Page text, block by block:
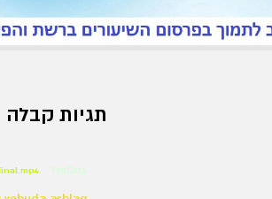
תגיות קבלה
#YouCut